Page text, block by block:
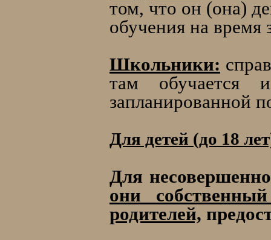
том, что он (она)
обучения на время
Школьники:
там обучается
запланированной
Для детей (до 18
Для
они
родителей,